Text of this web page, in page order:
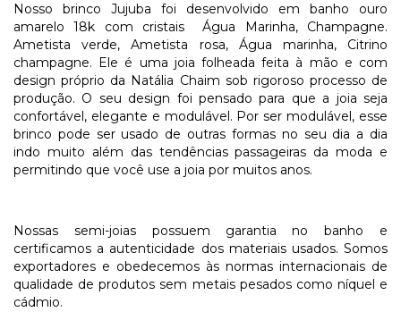
Nosso brinco Jujuba foi desenvolvido em banho ouro
amarelo 18k com cristais Água Marinha, Champagne.
Ametista verde, Ametista rosa, Água marinha, Citrino
champagne. Ele é uma joia folheada feita à mão e com
design próprio da Natália Chaim sob rigoroso processo de
produção. O seu design foi pensado para que a joia seja
confortável, elegante e modulável. Por ser modulável, esse
brinco pode ser usado de outras formas no seu dia a dia
indo muito além das tendências passageiras da moda e
permitindo que você use a joia por muitos anos.
Nossas semi-joias possuem garantia no banho e
certificamos a autenticidade dos materiais usados. Somos
exportadores e obedecemos às normas internacionais de
qualidade de produtos sem metais pesados como níquel e
cádmio.